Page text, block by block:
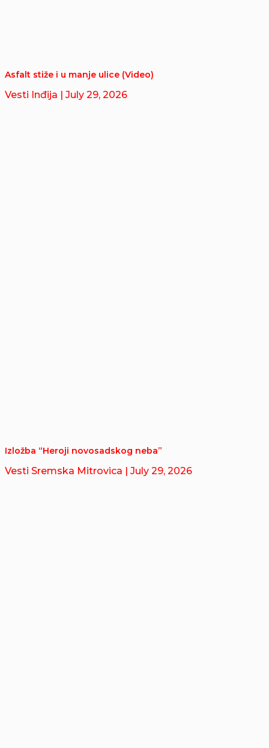
Asfalt stiže i u manje ulice (Video)
Vesti Inđija | July 29, 2026
Izložba “Heroji novosadskog neba”
Vesti Sremska Mitrovica | July 29, 2026